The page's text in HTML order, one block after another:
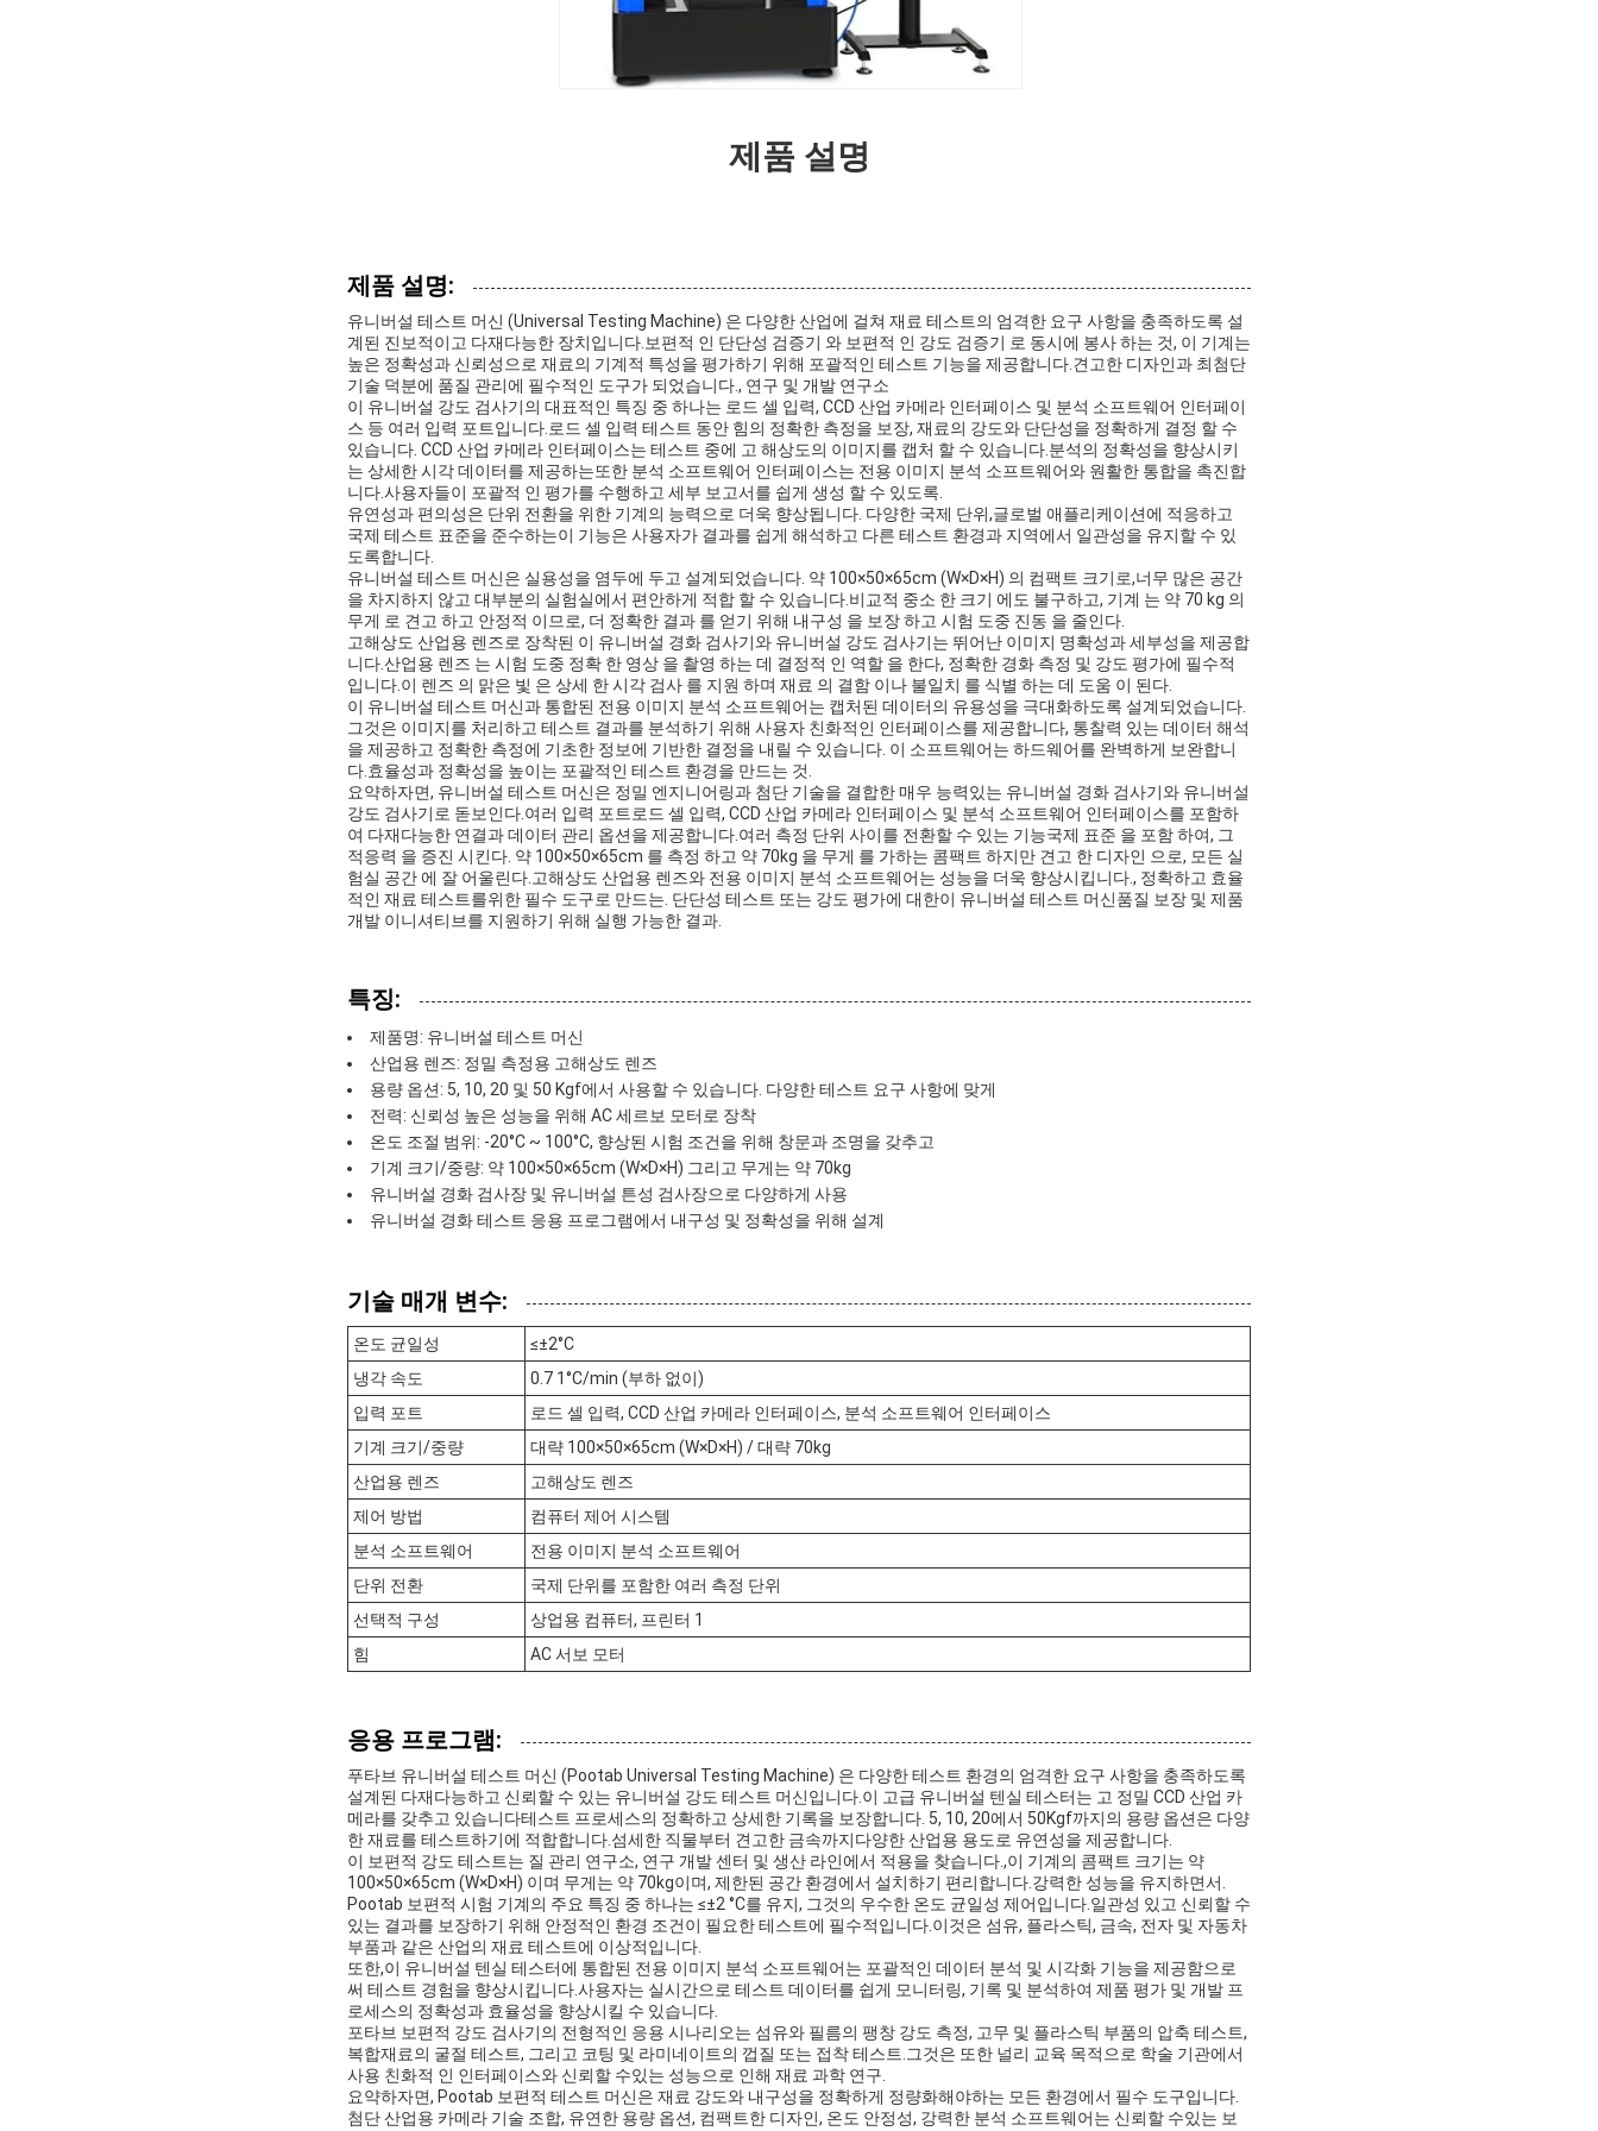
제품 설명
제품 설명:
유니버설 테스트 머신 (Universal Testing Machine) 은 다양한 산업에 걸쳐 재료 테스트의 엄격한 요구 사항을 충족하도록 설
계된 진보적이고 다재다능한 장치입니다.보편적 인 단단성 검증기 와 보편적 인 강도 검증기 로 동시에 봉사 하는 것, 이 기계는
높은 정확성과 신뢰성으로 재료의 기계적 특성을 평가하기 위해 포괄적인 테스트 기능을 제공합니다.견고한 디자인과 최첨단
기술 덕분에 품질 관리에 필수적인 도구가 되었습니다., 연구 및 개발 연구소
이 유니버설 강도 검사기의 대표적인 특징 중 하나는 로드 셀 입력, CCD 산업 카메라 인터페이스 및 분석 소프트웨어 인터페이
스 등 여러 입력 포트입니다.로드 셀 입력 테스트 동안 힘의 정확한 측정을 보장, 재료의 강도와 단단성을 정확하게 결정 할 수
있습니다. CCD 산업 카메라 인터페이스는 테스트 중에 고 해상도의 이미지를 캡처 할 수 있습니다.분석의 정확성을 향상시키
는 상세한 시각 데이터를 제공하는또한 분석 소프트웨어 인터페이스는 전용 이미지 분석 소프트웨어와 원활한 통합을 촉진합
니다.사용자들이 포괄적 인 평가를 수행하고 세부 보고서를 쉽게 생성 할 수 있도록.
유연성과 편의성은 단위 전환을 위한 기계의 능력으로 더욱 향상됩니다. 다양한 국제 단위,글로벌 애플리케이션에 적응하고
국제 테스트 표준을 준수하는이 기능은 사용자가 결과를 쉽게 해석하고 다른 테스트 환경과 지역에서 일관성을 유지할 수 있
도록합니다.
유니버설 테스트 머신은 실용성을 염두에 두고 설계되었습니다. 약 100×50×65cm (W×D×H) 의 컴팩트 크기로,너무 많은 공간
을 차지하지 않고 대부분의 실험실에서 편안하게 적합 할 수 있습니다.비교적 중소 한 크기 에도 불구하고, 기계 는 약 70 kg 의
무게 로 견고 하고 안정적 이므로, 더 정확한 결과 를 얻기 위해 내구성 을 보장 하고 시험 도중 진동 을 줄인다.
고해상도 산업용 렌즈로 장착된 이 유니버설 경화 검사기와 유니버설 강도 검사기는 뛰어난 이미지 명확성과 세부성을 제공합
니다.산업용 렌즈 는 시험 도중 정확 한 영상 을 촬영 하는 데 결정적 인 역할 을 한다, 정확한 경화 측정 및 강도 평가에 필수적
입니다.이 렌즈 의 맑은 빛 은 상세 한 시각 검사 를 지원 하며 재료 의 결함 이나 불일치 를 식별 하는 데 도움 이 된다.
이 유니버설 테스트 머신과 통합된 전용 이미지 분석 소프트웨어는 캡처된 데이터의 유용성을 극대화하도록 설계되었습니다.
그것은 이미지를 처리하고 테스트 결과를 분석하기 위해 사용자 친화적인 인터페이스를 제공합니다, 통찰력 있는 데이터 해석
을 제공하고 정확한 측정에 기초한 정보에 기반한 결정을 내릴 수 있습니다. 이 소프트웨어는 하드웨어를 완벽하게 보완합니
다.효율성과 정확성을 높이는 포괄적인 테스트 환경을 만드는 것.
요약하자면, 유니버설 테스트 머신은 정밀 엔지니어링과 첨단 기술을 결합한 매우 능력있는 유니버설 경화 검사기와 유니버설
강도 검사기로 돋보인다.여러 입력 포트로드 셀 입력, CCD 산업 카메라 인터페이스 및 분석 소프트웨어 인터페이스를 포함하
여 다재다능한 연결과 데이터 관리 옵션을 제공합니다.여러 측정 단위 사이를 전환할 수 있는 기능국제 표준 을 포함 하여, 그
적응력 을 증진 시킨다. 약 100×50×65cm 를 측정 하고 약 70kg 을 무게 를 가하는 콤팩트 하지만 견고 한 디자인 으로, 모든 실
험실 공간 에 잘 어울린다.고해상도 산업용 렌즈와 전용 이미지 분석 소프트웨어는 성능을 더욱 향상시킵니다., 정확하고 효율
적인 재료 테스트를위한 필수 도구로 만드는. 단단성 테스트 또는 강도 평가에 대한이 유니버설 테스트 머신품질 보장 및 제품
개발 이니셔티브를 지원하기 위해 실행 가능한 결과.
특징:
제품명: 유니버설 테스트 머신
산업용 렌즈: 정밀 측정용 고해상도 렌즈
용량 옵션: 5, 10, 20 및 50 Kgf에서 사용할 수 있습니다. 다양한 테스트 요구 사항에 맞게
전력: 신뢰성 높은 성능을 위해 AC 세르보 모터로 장착
온도 조절 범위: -20°C ~ 100°C, 향상된 시험 조건을 위해 창문과 조명을 갖추고
기계 크기/중량: 약 100×50×65cm (W×D×H) 그리고 무게는 약 70kg
유니버설 경화 검사장 및 유니버설 튼성 검사장으로 다양하게 사용
유니버설 경화 테스트 응용 프로그램에서 내구성 및 정확성을 위해 설계
기술 매개 변수:
온도 균일성
≤±2°C
냉각 속도
0.7 1°C/min (부하 없이)
입력 포트
로드 셀 입력, CCD 산업 카메라 인터페이스, 분석 소프트웨어 인터페이스
기계 크기/중량
대략 100×50×65cm (W×D×H) / 대략 70kg
산업용 렌즈
고해상도 렌즈
제어 방법
컴퓨터 제어 시스템
분석 소프트웨어
전용 이미지 분석 소프트웨어
단위 전환
국제 단위를 포함한 여러 측정 단위
선택적 구성
상업용 컴퓨터, 프린터 1
힘
AC 서보 모터
응용 프로그램:
푸타브 유니버설 테스트 머신 (Pootab Universal Testing Machine) 은 다양한 테스트 환경의 엄격한 요구 사항을 충족하도록
설계된 다재다능하고 신뢰할 수 있는 유니버설 강도 테스트 머신입니다.이 고급 유니버설 텐실 테스터는 고 정밀 CCD 산업 카
메라를 갖추고 있습니다테스트 프로세스의 정확하고 상세한 기록을 보장합니다. 5, 10, 20에서 50Kgf까지의 용량 옵션은 다양
한 재료를 테스트하기에 적합합니다.섬세한 직물부터 견고한 금속까지다양한 산업용 용도로 유연성을 제공합니다.
이 보편적 강도 테스트는 질 관리 연구소, 연구 개발 센터 및 생산 라인에서 적용을 찾습니다.,이 기계의 콤팩트 크기는 약
100×50×65cm (W×D×H) 이며 무게는 약 70kg이며, 제한된 공간 환경에서 설치하기 편리합니다.강력한 성능을 유지하면서.
Pootab 보편적 시험 기계의 주요 특징 중 하나는 ≤±2 °C를 유지, 그것의 우수한 온도 균일성 제어입니다.일관성 있고 신뢰할 수
있는 결과를 보장하기 위해 안정적인 환경 조건이 필요한 테스트에 필수적입니다.이것은 섬유, 플라스틱, 금속, 전자 및 자동차
부품과 같은 산업의 재료 테스트에 이상적입니다.
또한,이 유니버설 텐실 테스터에 통합된 전용 이미지 분석 소프트웨어는 포괄적인 데이터 분석 및 시각화 기능을 제공함으로
써 테스트 경험을 향상시킵니다.사용자는 실시간으로 테스트 데이터를 쉽게 모니터링, 기록 및 분석하여 제품 평가 및 개발 프
로세스의 정확성과 효율성을 향상시킬 수 있습니다.
포타브 보편적 강도 검사기의 전형적인 응용 시나리오는 섬유와 필름의 팽창 강도 측정, 고무 및 플라스틱 부품의 압축 테스트,
복합재료의 굴절 테스트, 그리고 코팅 및 라미네이트의 껍질 또는 접착 테스트.그것은 또한 널리 교육 목적으로 학술 기관에서
사용 친화적 인 인터페이스와 신뢰할 수있는 성능으로 인해 재료 과학 연구.
요약하자면, Pootab 보편적 테스트 머신은 재료 강도와 내구성을 정확하게 정량화해야하는 모든 환경에서 필수 도구입니다.
첨단 산업용 카메라 기술 조합, 유연한 용량 옵션, 컴팩트한 디자인, 온도 안정성, 강력한 분석 소프트웨어는 신뢰할 수있는 보